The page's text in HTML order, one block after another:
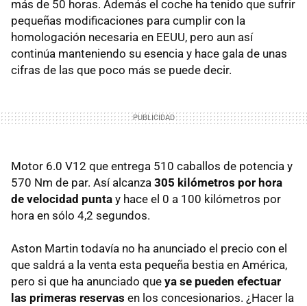
más de 50 horas. Además el coche ha tenido que sufrir
pequeñas modificaciones para cumplir con la
homologación necesaria en EEUU, pero aun así
continúa manteniendo su esencia y hace gala de unas
cifras de las que poco más se puede decir.
Motor 6.0 V12 que entrega 510 caballos de potencia y
570 Nm de par. Así alcanza 305 kilómetros por hora
de velocidad punta y hace el 0 a 100 kilómetros por
hora en sólo 4,2 segundos.
Aston Martin todavía no ha anunciado el precio con el
que saldrá a la venta esta pequeña bestia en América,
pero si que ha anunciado que ya se pueden efectuar
las primeras reservas en los concesionarios. ¿Hacer la